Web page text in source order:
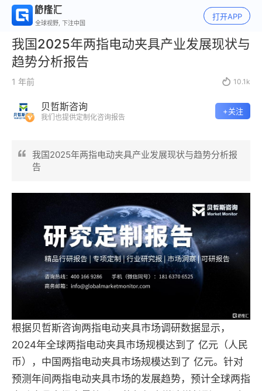
全球视野, 下注中国
打开APP
我国2025年两指电动夹具产业发展现状与
趋势分析报告
1 年前  10.1k
贝哲斯咨询
我们也提供定制化咨询报告
+关注
我国2025年两指电动夹具产业发展现状与趋势分析报
告
根据贝哲斯咨询两指电动夹具市场调研数据显示，
2024年全球两指电动夹具市场规模达到了 亿元（人民
币），中国两指电动夹具市场规模达到了 亿元。针对
预测年间两指电动夹具市场的发展趋势，预计全球两指